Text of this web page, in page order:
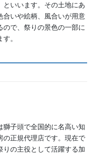
といいます。その土地にあ
合いや絵柄、風合いが用意
ので、祭りの景色の一部に
。
獅子頭で全国的に名高い知
の正規代理店です。現在で
りの主役として活躍する加